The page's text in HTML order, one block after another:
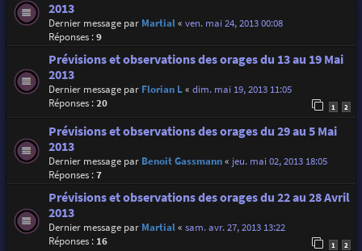
2013
Dernier message par Martial« ven. mai 24, 2013 00:08
Réponses :9
Prévisions et observations des orages du 13 au 19 Mai
2013
Dernier message par Florian L« dim. mai 19, 2013 11:05
Réponses :20 1 2
Prévisions et observations des orages du 29 au 5 Mai
2013
Dernier message par Benoit Gassmann« jeu. mai 02, 2013 18:05
Réponses :7
Prévisions et observations des orages du 22 au 28 Avril
2013
Dernier message par Martial« sam. avr. 27, 2013 13:22
Réponses : 16 1 2